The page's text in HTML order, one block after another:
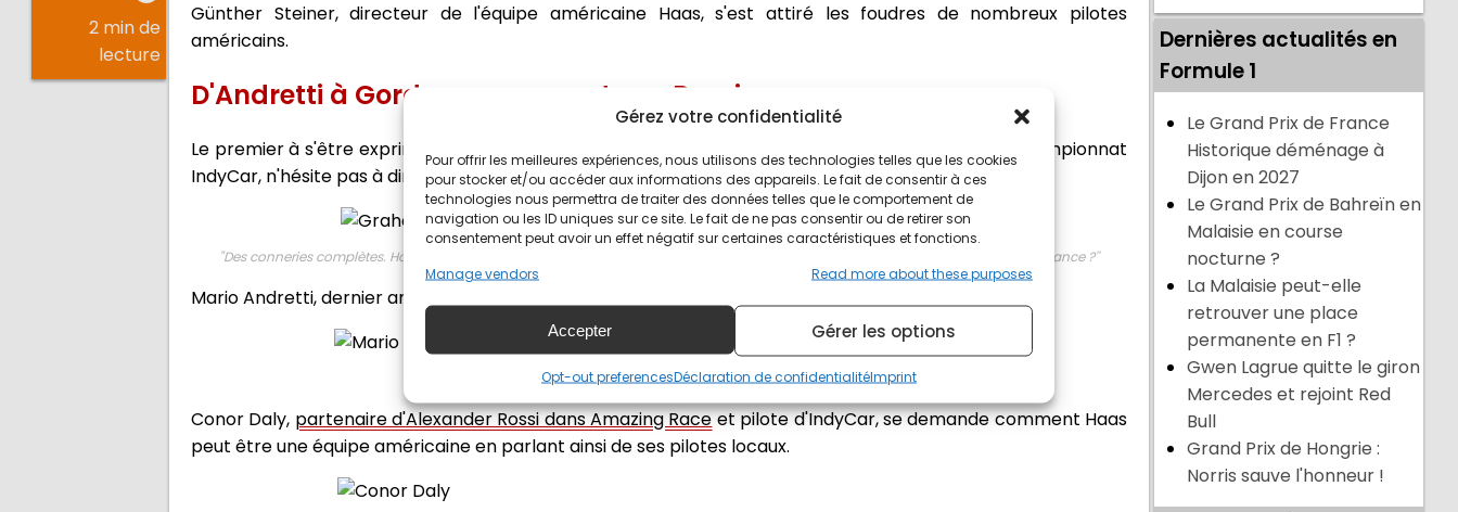
Gérez votre confidentialité
Pour offrir les meilleures expériences, nous utilisons des technologies telles que les cookies
pour stocker et/ou accéder aux informations des appareils. Le fait de consentir à ces
technologies nous permettra de traiter des données telles que le comportement de
navigation ou les ID uniques sur ce site. Le fait de ne pas consentir ou de retirer son
consentement peut avoir un effet négatif sur certaines caractéristiques et fonctions.
Manage vendors
Read more about these purposes
Accepter Gérer les options
Opt-out preferencesDéclaration de confidentialitéImprint
2 min de
lecture
Günther Steiner, directeur de l'équipe américaine Haas, s'est attiré les foudres de nombreux pilotes
américains.
D'Andretti à Gordon en passant par Rossi
Le premier à s'être exprimé sur le sujet est Graham Rahal. Le fils de Bobby Rahal, 6e du dernier championnat
IndyCar, n'hésite pas à dire que ce sont "des conneries''.
"Des conneries complètes. HaasF1Team, si vous croyez vraiment ça, pourquoi ne pas appeler un de nous, pour nous donner une chance ?''
Mario Andretti, dernier américain Champion du Monde de F1, est plus concis dans ses propos.
"Faux et arrogant !''
Conor Daly, partenaire d'Alexander Rossi dans Amazing Raceet pilote d'IndyCar, se demande comment Haas
peut être une équipe américaine en parlant ainsi de ses pilotes locaux.
Dernières actualités en
Formule 1
Le Grand Prix de France
Historique déménage à
Dijon en 2027
Le Grand Prix de Bahreïn en
Malaisie en course
nocturne ?
La Malaisie peut-elle
retrouver une place
permanente en F1 ?
Gwen Lagrue quitte le giron
Mercedes et rejoint Red
Bull
Grand Prix de Hongrie :
Norris sauve l'honneur !